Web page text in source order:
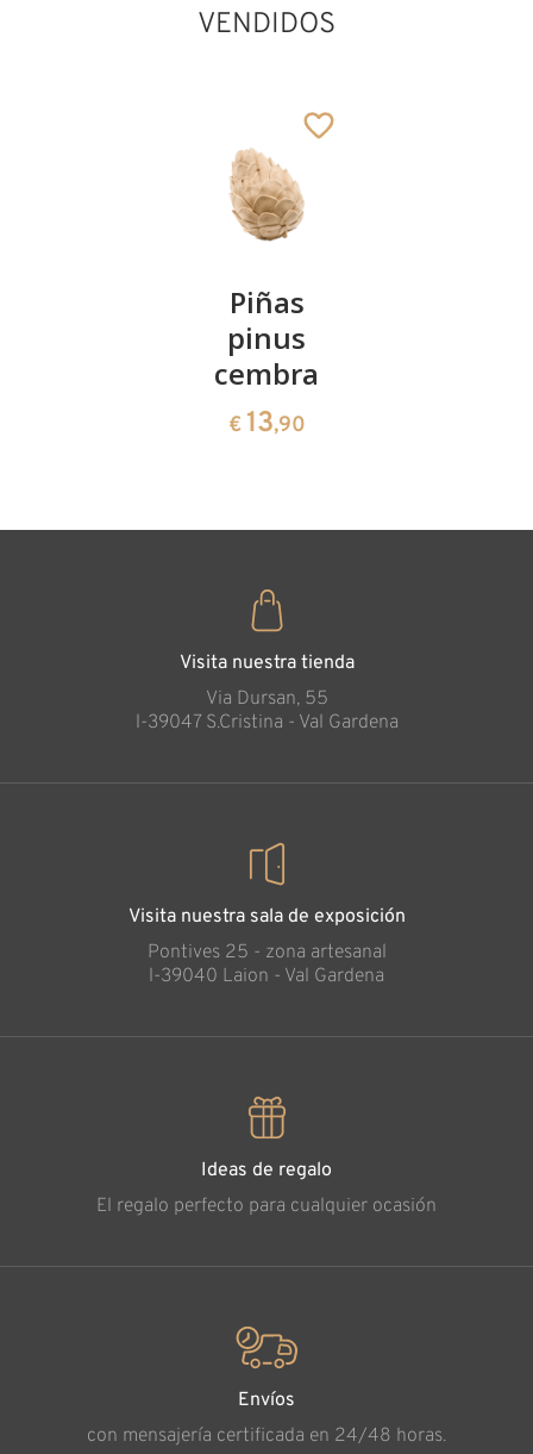
VENDIDOS
Piñas
pinus
cembra
€ 13,90
Visita nuestra tienda
Via Dursan, 55
l-39047 S.Cristina - Val Gardena
Visita nuestra sala de exposición
Pontives 25 - zona artesanal
l-39040 Laion - Val Gardena
Ideas de regalo
El regalo perfecto para cualquier ocasión
Envíos
con mensajería certificada en 24/48 horas.